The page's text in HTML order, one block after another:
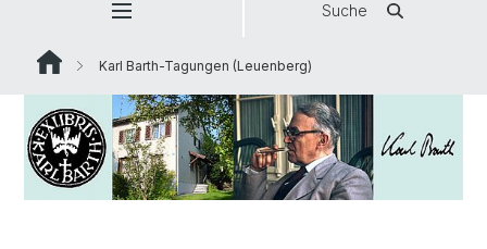
Suche
Karl Barth-Tagungen (Leuenberg)